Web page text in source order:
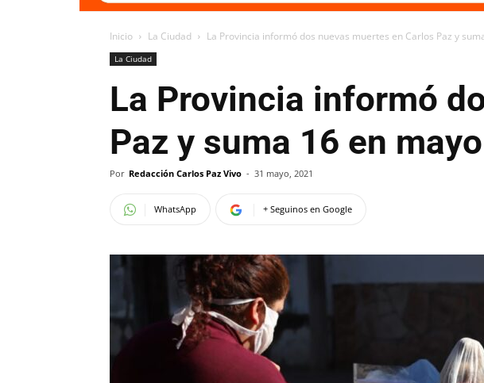
Inicio La Ciudad La Provincia informó dos nuevas muertes en Carlos Paz y
La Ciudad
La Provincia informó
Paz y suma 16 en mayo
Por Redacción Carlos Paz Vivo - 31 mayo, 2021
WhatsApp + Seguinos en Google